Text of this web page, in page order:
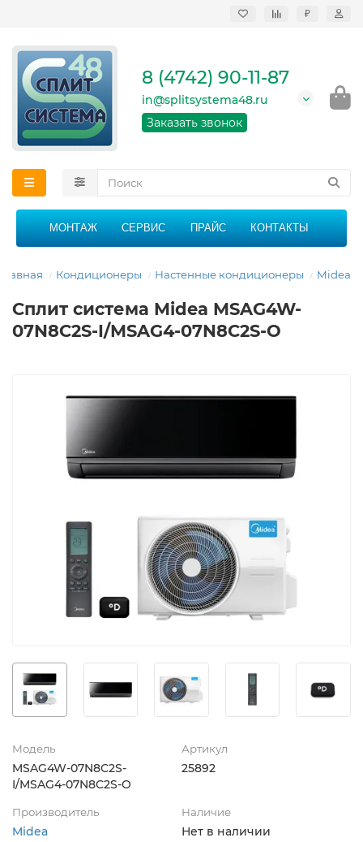
₽
кондиционеров в
области
График работы: 9:00 -
21:00 без перерыва и
8 (4742) 90-11-87
in@splitsystema48.ru
Заказать звонок
МОНТАЖ СЕРВИС ПРАЙС КОНТАКТЫ
Кондиционеры Настенные кондиционеры Midea
Сплит система Midea MSAG4W-
07N8C2S-I/MSAG4-07N8C2S-O
Модель
MSAG4W-07N8C2S-
I/MSAG4-07N8C2S-O
Артикул
25892
Производитель
Midea
Наличие
Нет в наличии